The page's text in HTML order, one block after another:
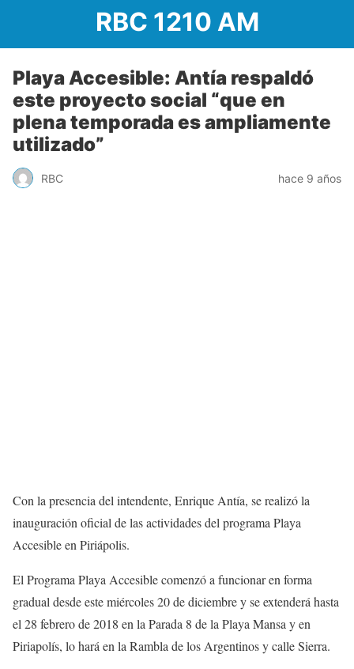
RBC 1210 AM
Playa Accesible: Antía respaldó
este proyecto social “que en
plena temporada es ampliamente
utilizado”
RBC hace 9 años
Con la presencia del intendente, Enrique Antía, se realizó la
inauguración oficial de las actividades del programa Playa
Accesible en Piriápolis.
El Programa Playa Accesible comenzó a funcionar en forma
gradual desde este miércoles 20 de diciembre y se extenderá hasta
el 28 febrero de 2018 en la Parada 8 de la Playa Mansa y en
Piriapolís, lo hará en la Rambla de los Argentinos y calle Sierra.